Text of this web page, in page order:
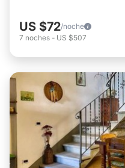
US $72/noche
7 noches - US $507